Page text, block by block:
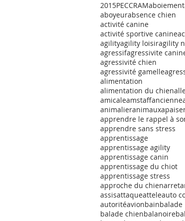
2015PECCRAMaboiement
aboyeurabsence chien
activité canine
activité sportive canine
agilityagility loisiragility
agressifagressivite
agressivité chien
agressivité gamelle
alimentation
alimentation du chien
amicaleamstaffancienne
animalieranimaux
apprendre le rappel à
apprendre sans stress
apprentissage
apprentissage agility
apprentissage canin
apprentissage du chiot
apprentissage stress
approche du chienarret
assisattaqueatteleauto
autoritéavionbainbalade
balade chienbalanoire